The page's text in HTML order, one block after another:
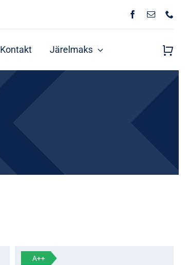
Kontakt Järelmaks
A++